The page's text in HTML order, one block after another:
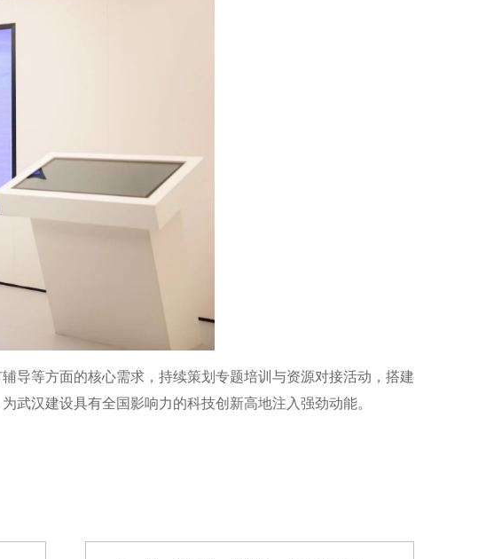
导等方面的核心需求，持续策划专题培训与资源对接活动，搭建
武汉建设具有全国影响力的科技创新高地注入强劲动能。